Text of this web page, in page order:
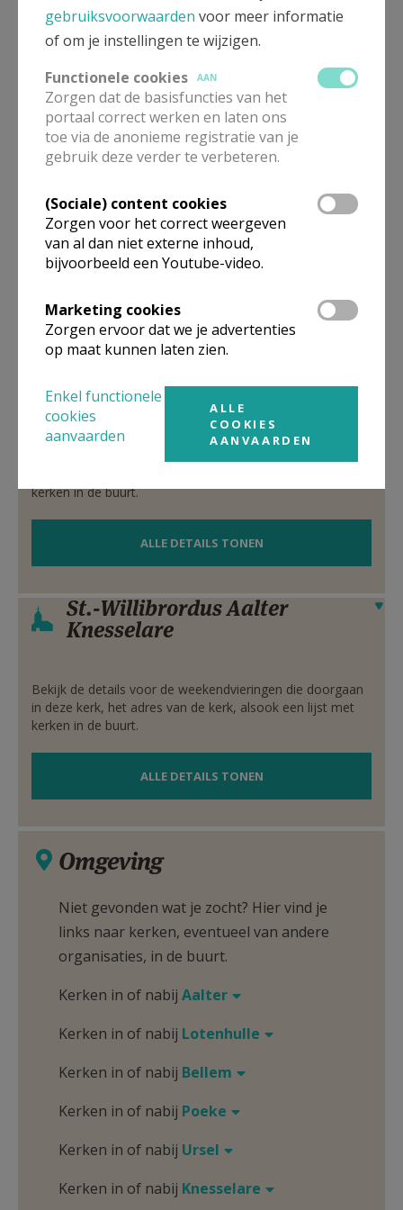
Bekijk de details voor de weekendvieringen die doorgaan
in deze kerk, het adres van de kerk, alsook een lijst met
kerken in de buurt.
ALLE DETAILS TONEN
In deze kerk vinden geen weekendvieringen plaats. Bekijk
de details voor het adres van de kerk, alsook een lijst met
ALLE DETAILS TONEN
Verbergen
St.-Medardus Aalter Ursel
kerken in de buurt.
ALLE DETAILS TONEN
Verbergen
St.-Willibrordus Aalter
Knesselare
Bekijk de details voor de weekendvieringen die doorgaan
in deze kerk, het adres van de kerk, alsook een lijst met
kerken in de buurt.
ALLE DETAILS TONEN
Omgeving
Niet gevonden wat je zocht? Hier vind je
links naar kerken, eventueel van andere
organisaties, in de buurt.
Kerken in of nabij Aalter
Kerken in of nabij Lotenhulle
Kerken in of nabij Bellem
Kerken in of nabij Poeke
Kerken in of nabij Ursel
Kerken in of nabij Knesselare
gebruiksvoorwaarden voor meer informatie
of om je instellingen te wijzigen.
Functionele cookies
AAN
Zorgen dat de basisfuncties van het
portaal correct werken en laten ons
toe via de anonieme registratie van je
gebruik deze verder te verbeteren.
(Sociale) content cookies
Zorgen voor het correct weergeven
van al dan niet externe inhoud,
bijvoorbeeld een Youtube-video.
Marketing cookies
Zorgen ervoor dat we je advertenties
op maat kunnen laten zien.
Enkel functionele
cookies
aanvaarden
ALLE
COOKIES
AANVAARDEN